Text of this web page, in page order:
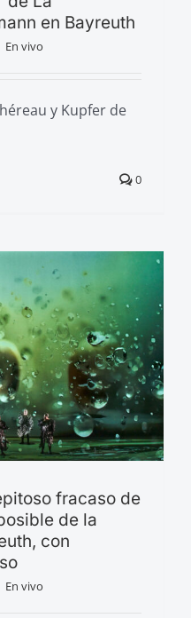
en Bayreuth
En vivo
y Kupfer de
0
fracaso de
de la
con
En vivo